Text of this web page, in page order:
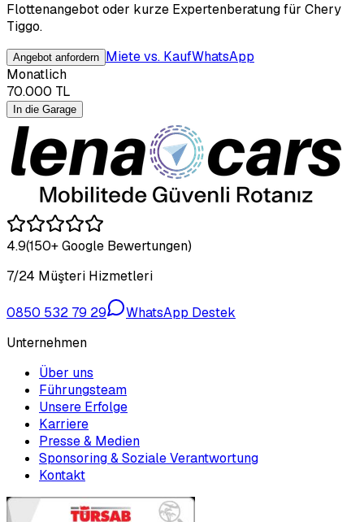
Flottenangebot oder kurze Expertenberatung für Chery
Tiggo.
Angebot anfordern Miete vs. KaufWhatsApp
Monatlich
70.000 TL
In die Garage
4.9(150+ Google Bewertungen)
7/24 Müşteri Hizmetleri
0850 532 79 29
WhatsApp Destek
Unternehmen
Über uns
Führungsteam
Unsere Erfolge
Karriere
Presse & Medien
Sponsoring & Soziale Verantwortung
Kontakt